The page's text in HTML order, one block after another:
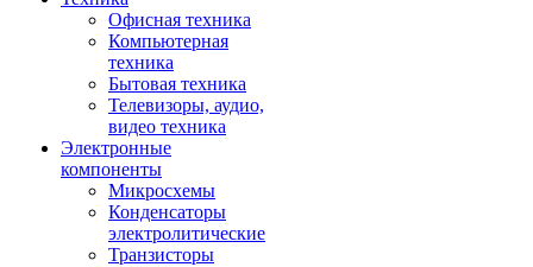
Офисная техника
Компьютерная
техника
Бытовая техника
Телевизоры, аудио,
видео техника
Электронные
компоненты
Микросхемы
Конденсаторы
электролитические
Транзисторы